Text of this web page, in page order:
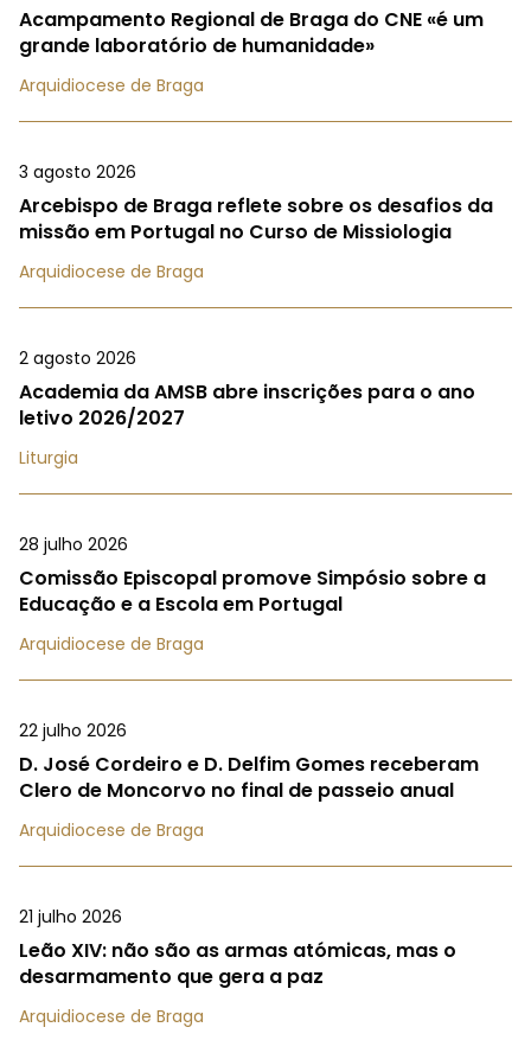
Acampamento Regional de Braga do CNE «é um
grande laboratório de humanidade»
Arquidiocese de Braga
3 agosto 2026
Arcebispo de Braga reflete sobre os desafios da
missão em Portugal no Curso de Missiologia
Arquidiocese de Braga
2 agosto 2026
Academia da AMSB abre inscrições para o ano
letivo 2026/2027
Liturgia
28 julho 2026
Comissão Episcopal promove Simpósio sobre a
Educação e a Escola em Portugal
Arquidiocese de Braga
22 julho 2026
D. José Cordeiro e D. Delfim Gomes receberam
Clero de Moncorvo no final de passeio anual
Arquidiocese de Braga
21 julho 2026
Leão XIV: não são as armas atómicas, mas o
desarmamento que gera a paz
Arquidiocese de Braga